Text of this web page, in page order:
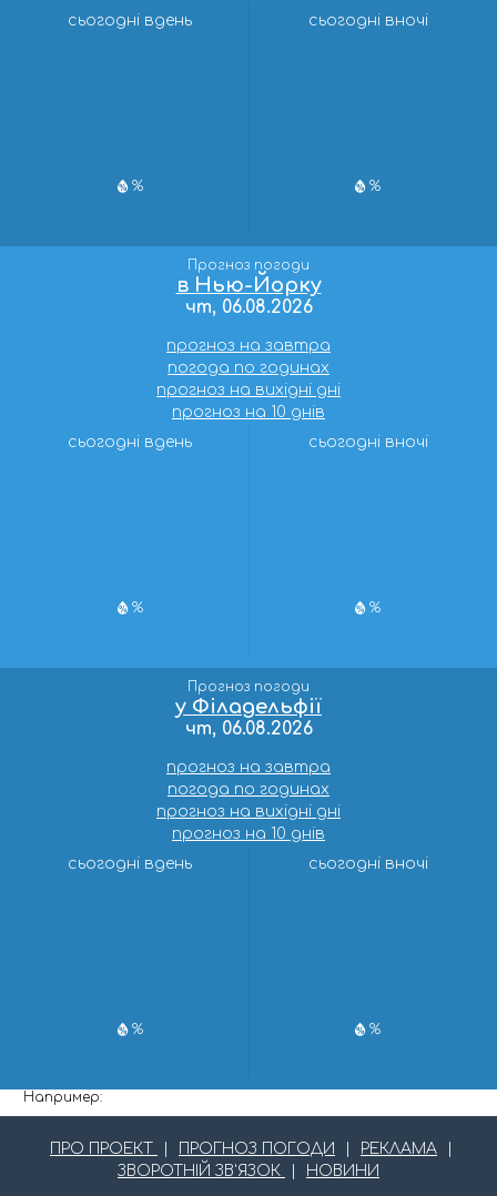
сьогодні вдень
%
сьогодні вночі
%
Прогноз погоди
в Нью-Йорку
чт, 06.08.2026
прогноз на завтра
погода по годинах
прогноз на вихідні дні
прогноз на 10 днів
сьогодні вдень
%
сьогодні вночі
%
Прогноз погоди
у Філадельфії
чт, 06.08.2026
прогноз на завтра
погода по годинах
прогноз на вихідні дні
прогноз на 10 днів
сьогодні вдень
%
сьогодні вночі
%
Например:
ПРО ПРОЕКТ ПРОГНОЗ ПОГОДИ РЕКЛАМА
ЗВОРОТНІЙ ЗВ'ЯЗОК
НОВИНИ